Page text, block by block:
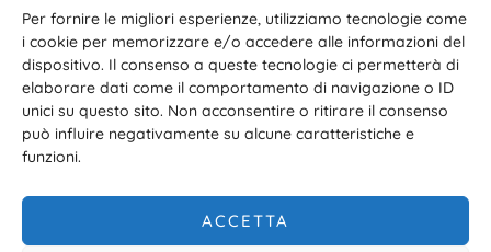
Per fornire le migliori esperienze, utilizziamo tecnologie come
i cookie per memorizzare e/o accedere alle informazioni del
dispositivo. Il consenso a queste tecnologie ci permetterà di
elaborare dati come il comportamento di navigazione o ID
unici su questo sito. Non acconsentire o ritirare il consenso
può influire negativamente su alcune caratteristiche e
funzioni.
ACCETTA
PRIVACY POLICY
COOKIE POLICY
TERMINI E CONDIZIONI D’USO DEL SITO E DELL’AREA
RISERVATA
ACCESSIBILITÀ